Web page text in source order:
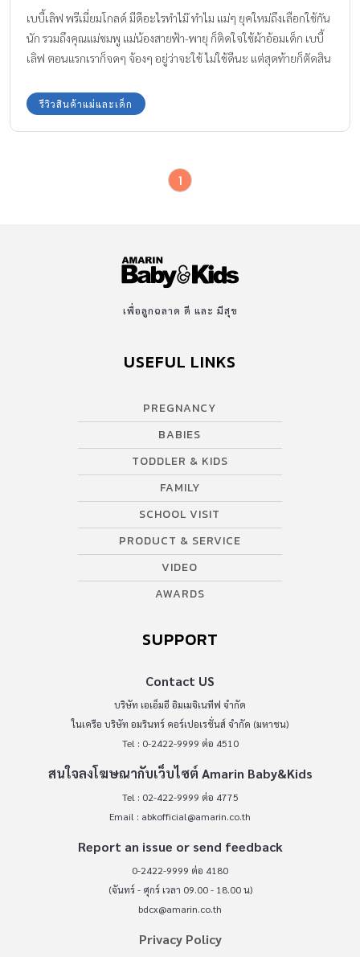
เบบี้เลิฟ พรีเมี่ยมโกลด์ มีดีอะไรทำไม๊ ทำไม แม่ๆ ยุคใหม่ถึงเลือกใช้กัน
นัก รวมถึงคุณแม่ชมพู แม่น้องสายฟ้า-พายุ ก็ติดใจใช้ผ้าอ้อมเด็ก เบบี้
เลิฟ ตอนแรกเราก็จดๆ จ้องๆ อยู่ว่าจะใช้ ไม่ใช้ดีนะ แต่สุดท้ายก็ตัดสิน
โกลด์”
รีวิวสินค้าแม่และเด็ก
1
เพื่อลูกฉลาด ดี และ มีสุข
USEFUL LINKS
PREGNANCY
BABIES
TODDLER & KIDS
FAMILY
SCHOOL VISIT
PRODUCT & SERVICE
VIDEO
AWARDS
SUPPORT
Contact US
บริษัท เอเอ็มอี อิมเมจิเนทีฟ จำกัด
ในเครือ บริษัท อมรินทร์ คอร์เปอเรชั่นส์ จำกัด (มหาชน)
Tel : 0-2422-9999 ต่อ 4510
สนใจลงโฆษณากับเว็บไซต์ Amarin Baby&Kids
Tel : 02-422-9999 ต่อ 4775
Email : abkofficial@amarin.co.th
Report an issue or send feedback
0-2422-9999 ต่อ 4180
(จันทร์ - ศุกร์ เวลา 09.00 - 18.00 น)
bdcx@amarin.co.th
Privacy Policy